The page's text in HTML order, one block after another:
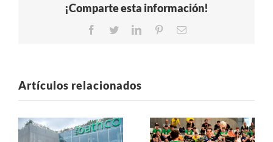
¡Comparte esta información!
Facebook
TwitterLinkedInPinterestCorreo
Artículos relacionados